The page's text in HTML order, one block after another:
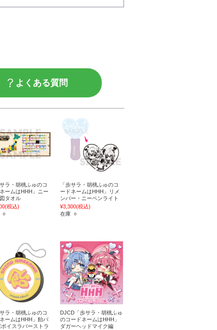
よくある質問
サラ・胡桃ふゅのコ
ームはHHH」ニー
タオル
(税込)
○
「歩サラ・胡桃ふゅのコ
ードネームはHHH」リメ
ンバー・ニーペンライト
¥3,300(税込)
在庫 ○
サラ・胡桃ふゅのコ
ームはHHH」飴パ
ボイスラバーストラ
DJCD「歩サラ・胡桃ふゅ
のコードネームはHHH」
ダガーヘッドマイク編